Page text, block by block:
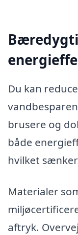
Du kan
brusere og
både
hvilket
Materialer
aftryk.